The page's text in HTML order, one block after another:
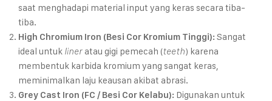
saat menghadapi material input yang keras secara tiba-
tiba.
High Chromium Iron (Besi Cor Kromium Tinggi): Sangat
ideal untuk liner atau gigi pemecah (teeth) karena
membentuk karbida kromium yang sangat keras,
meminimalkan laju keausan akibat abrasi.
Grey Cast Iron (FC / Besi Cor Kelabu): Digunakan untuk